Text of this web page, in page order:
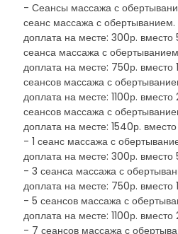
- Сеансы массажа с
сеанс массажа с
доплата на месте: 300р.
сеанса массажа с
доплата на месте: 750р. вместо
сеансов массажа с
доплата на месте: 1100р.
сеансов массажа с
доплата на месте: 1540р.
- 1 сеанс массажа с
доплата на месте: 300р.
- 3 сеанса массажа с
доплата на месте: 750р. вместо
- 5 сеансов массажа с
доплата на месте: 1100р.
- 7 сеансов массажа с